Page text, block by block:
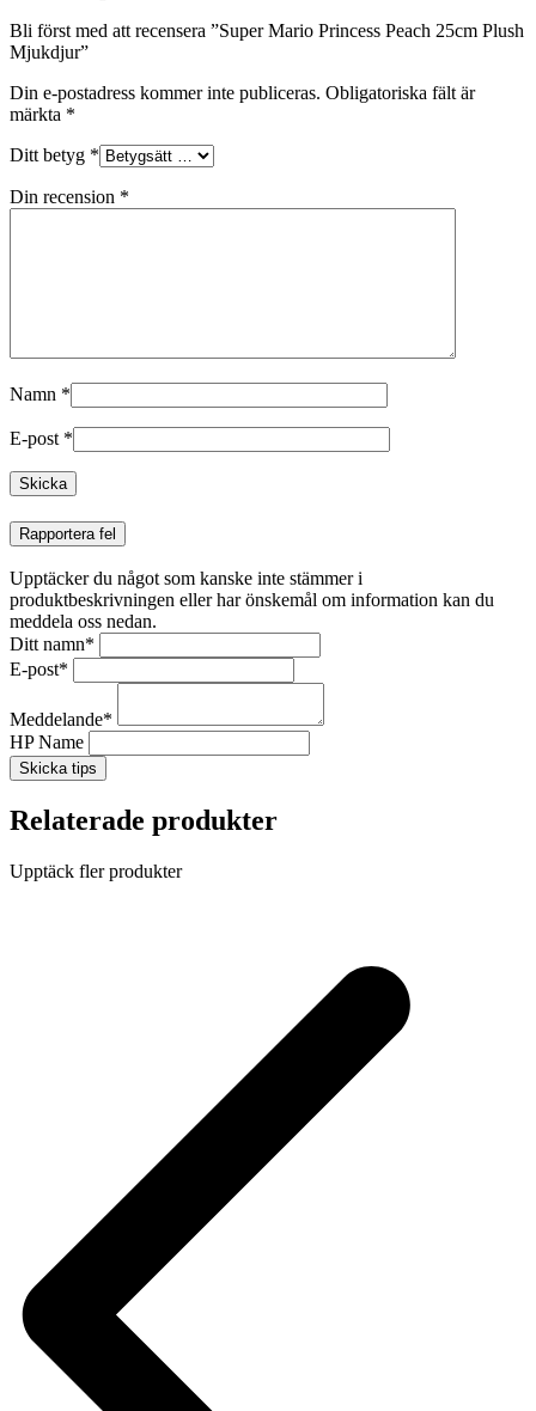
Bli först med att recensera ”Super Mario Princess Peach 25cm Plush
Mjukdjur”
Din e-postadress kommer inte publiceras. Obligatoriska fält är
märkta *
Ditt betyg *
Din recension *
Namn *
E-post *
Rapportera fel
Upptäcker du något som kanske inte stämmer i
produktbeskrivningen eller har önskemål om information kan du
meddela oss nedan.
Ditt namn*
E-post*
Meddelande*
HP Name
Skicka tips
Relaterade produkter
Upptäck fler produkter